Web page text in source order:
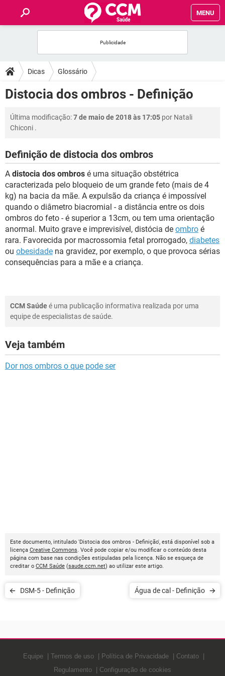
MENU
FÓRUM
SAÚDE
FAMÍLIA
SEXUALIDADE
GLOSSÁRIO
Dicas Glossário
Distocia dos ombros - Definição
Última modificação:7 de maio de 2018 às 17:05 por Natali
Chiconi .
Definição de distocia dos ombros
A distocia dos ombros é uma situação obstétrica
caracterizada pelo bloqueio de um grande feto (mais de 4
kg) na bacia da mãe. A expulsão da criança é impossível
quando o diâmetro biacromial - a distância entre os dois
ombros do feto - é superior a 13cm, ou tem uma orientação
anormal. Muito grave e imprevisível, distócia de ombro é
rara. Favorecida por macrossomia fetal prorrogado, diabetes
ou obesidade na gravidez, por exemplo, o que provoca sérias
consequências para a mãe e a criança.
CCM Saúdeé uma publicação informativa realizada por uma
equipe de especialistas de saúde.
Veja também
Dor nos ombros o que pode ser
Este documento, intitulado 'Distocia dos ombros - Definição', está disponível sob a
licença Creative Commons. Você pode copiar e/ou modificar o conteúdo desta
página com base nas condições estipuladas pela licença. Não se esqueça de
creditar o CCM Saúde (saude.ccm.net) ao utilizar este artigo.
DSM-5 - Definição Água de cal - Definição
Equipe Termos de uso Política de Privacidade
Contato
Regulamento
Configuração de cookies